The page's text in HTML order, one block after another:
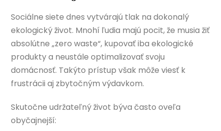
Sociálne siete dnes vytvárajú tlak na dokonalý
ekologický život. Mnohí ľudia majú pocit, že musia žiť
absolútne „zero waste“, kupovať iba ekologické
produkty a neustále optimalizovať svoju
domácnosť. Takýto prístup však môže viesť k
frustrácii aj zbytočným výdavkom.
Skutočne udržateľný život býva často oveľa
obyčajnejší: